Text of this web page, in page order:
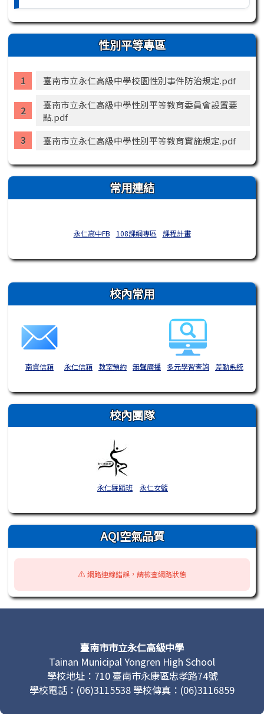
性別平等專區
臺南市立永仁高級中學校園性別事件防治規定.pdf
臺南市立永仁高級中學性別平等教育委員會設置要
點.pdf
臺南市立永仁高級中學性別平等教育實施規定.pdf
常用連結
永仁高中FB 108課綱專區 課程計畫
右邊區域內容 校內常用
南資信箱 永仁信箱 教室預約 無聲廣播 多元學習查詢 差勤系統
校內團隊
永仁舞蹈班 永仁女籃
AQI空氣品質
⚠️ 網路連線錯誤，請檢查網路狀態
臺南市市立永仁高級中學
Tainan Municipal Yongren High School
學校地址：710 臺南市永康區忠孝路74號
學校電話：(06)3115538 學校傳真：(06)3116859